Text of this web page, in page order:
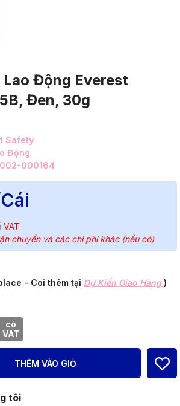
Lao Động Everest
Đen, 30g
Safety
Động
000164
VAT
chuyển và các chi phí khác (nếu có)
- Coi thêm tại Dự Kiến Giao Hàng)
có
VAT
THÊM VÀO GIỎ
tôi